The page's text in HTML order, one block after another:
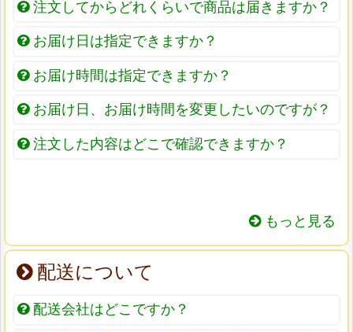
注文してからどれくらいで商品は届きますか？
お届け日は指定できますか？
お届け時間は指定できますか？
お届け日、お届け時間を変更したいのですが？
注文した内容はどこで確認できますか？
もっと見る
配送について
配送会社はどこですか？